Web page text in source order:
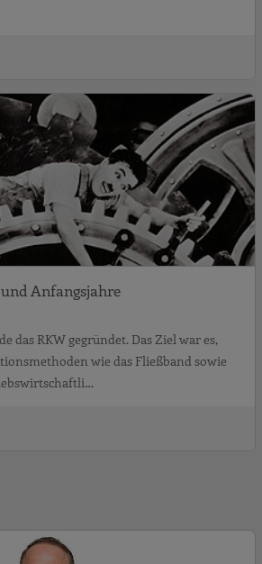
Anfangsjahre
das RKW gegründet. Das Ziel war es,
wie das Fließband sowie